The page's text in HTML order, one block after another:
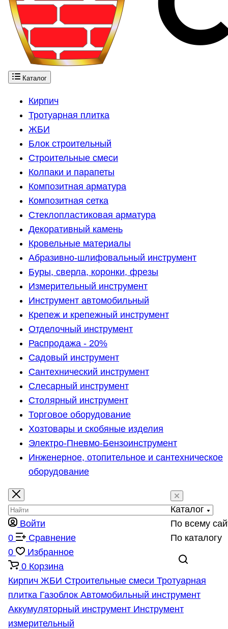
Каталог
Кирпич
Тротуарная плитка
ЖБИ
Блок строительный
Строительные смеси
Колпаки и парапеты
Композитная арматура
Композитная сетка
Стеклопластиковая арматура
Декоративный камень
Кровельные материалы
Абразивно-шлифовальный инструмент
Буры, сверла, коронки, фрезы
Измерительный инструмент
Инструмент автомобильный
Крепеж и крепежный инструмент
Отделочный инструмент
Распродажа - 20%
Садовый инструмент
Сантехнический инструмент
Слесарный инструмент
Столярный инструмент
Торговое оборудование
Хозтовары и скобяные изделия
Электро-Пневмо-Бензоинструмент
Инженерное, отопительное и сантехническое
оборудование
Каталог
По всему
По каталогу
Войти
0
Сравнение
0
Избранное
0 Корзина
Кирпич ЖБИ Строительные смеси Тротуарная
плитка Газоблок Автомобильный инструмент
Аккумуляторный инструмент Инструмент
измерительный